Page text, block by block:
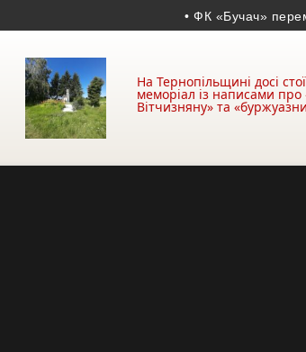
• ФК «Бучач» переміг у
На Тернопільщині досі
меморіал із написами про
Вітчизняну» та